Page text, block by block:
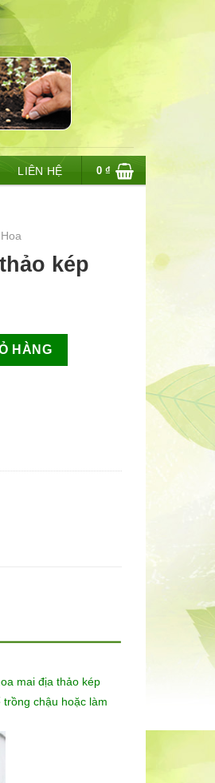
LIÊN HỆ 0₫
kép
HÀNG
mai địa thảo kép
chậu hoặc làm